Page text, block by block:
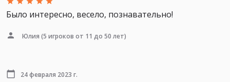
Было интересно, весело, познавательно!
Юлия (5 игроков от 11 до 50 лет)
24 февраля 2023 г.